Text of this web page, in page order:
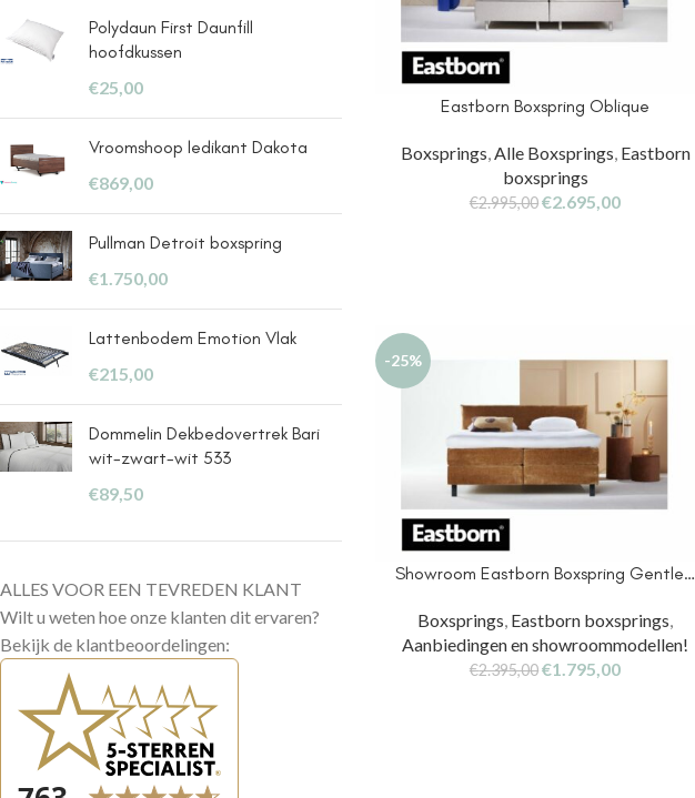
Polydaun First Daunfill
hoofdkussen
€25,00
Vroomshoop ledikant Dakota
€869,00
Pullman Detroit boxspring
€1.750,00
Lattenbodem Emotion Vlak
€215,00
Dommelin Dekbedovertrek Bari
wit-zwart-wit 533
€89,50
ALLES VOOR EEN TEVREDEN KLANT
Wilt u weten hoe onze klanten dit ervaren?
Bekijk de klantbeoordelingen:
Eastborn Boxspring Oblique
Boxsprings,Alle Boxsprings, Eastborn
boxsprings
€2.995,00€2.695,00
-25%
Showroom Eastborn Boxspring Gentle…
Boxsprings, Eastborn boxsprings,
Aanbiedingen en showroommodellen!
€2.395,00€1.795,00